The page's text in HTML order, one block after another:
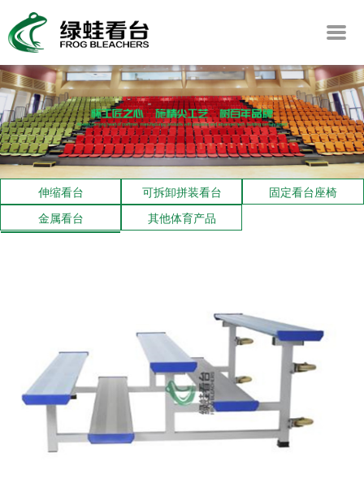
伸缩看台 可拆卸拼装看台
固定看台座椅
金属看台
其他体育产品